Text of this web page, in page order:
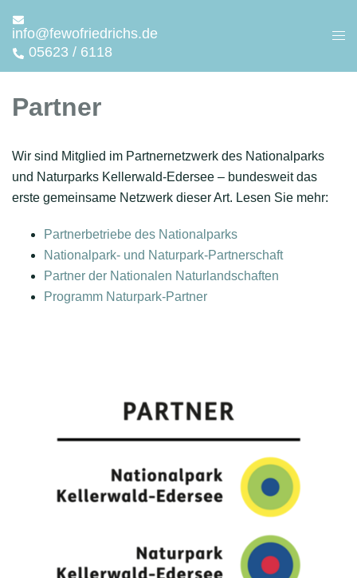
Inhalt
springen
info@fewofriedrichs.de
05623 / 6118
Partner
Wir sind Mitglied im Partnernetzwerk des Nationalparks
und Naturparks Kellerwald-Edersee – bundesweit das
erste gemeinsame Netzwerk dieser Art. Lesen Sie mehr:
Partnerbetriebe des Nationalparks
Nationalpark- und Naturpark-Partnerschaft
Partner der Nationalen Naturlandschaften
Programm Naturpark-Partner